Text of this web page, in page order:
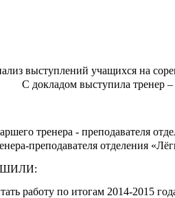
выступлений учащихся на
С докладом выступила тренер
тренера - преподавателя
преподавателя отделения
работу по итогам 2014-2015